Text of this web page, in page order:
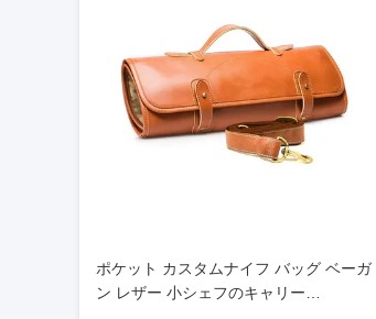
ポケット カスタムナイフ バッグ ベーガ
ン レザー 小シェフのキャリー